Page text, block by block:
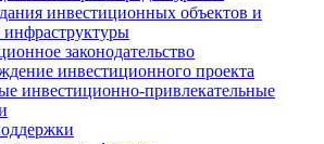
инвестиционных объектов и
инфраструктуры
законодательство
инвестиционного проекта
инвестиционно-привлекательные